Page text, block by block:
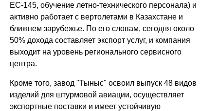
ЕС-145, обучение летно-технического персонала) и
активно работает с вертолетами в Казахстане и
ближнем зарубежье. По его словам, сегодня около
50% дохода составляет экспорт услуг, и компания
выходит на уровень регионального сервисного
центра.
Кроме того, завод "Тыныс" освоил выпуск 48 видов
изделий для штурмовой авиации, осуществляет
экспортные поставки и имеет устойчивую